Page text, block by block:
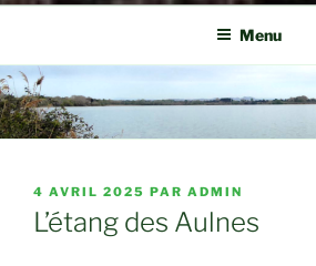
Menu
PUBLIÉ
LE
4 AVRIL 2025 PAR ADMIN
L’étang des Aulnes